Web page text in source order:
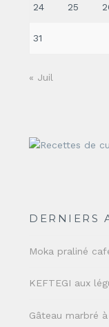
24 25
31
« Juil
DERNIERS
Moka praliné
KEFTEGI aux
Gâteau marbré